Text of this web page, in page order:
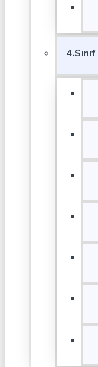
4.Sınıf